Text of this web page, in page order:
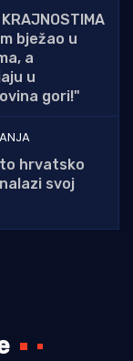
bježao u
a
u
gori!"
hrvatsko
svoj